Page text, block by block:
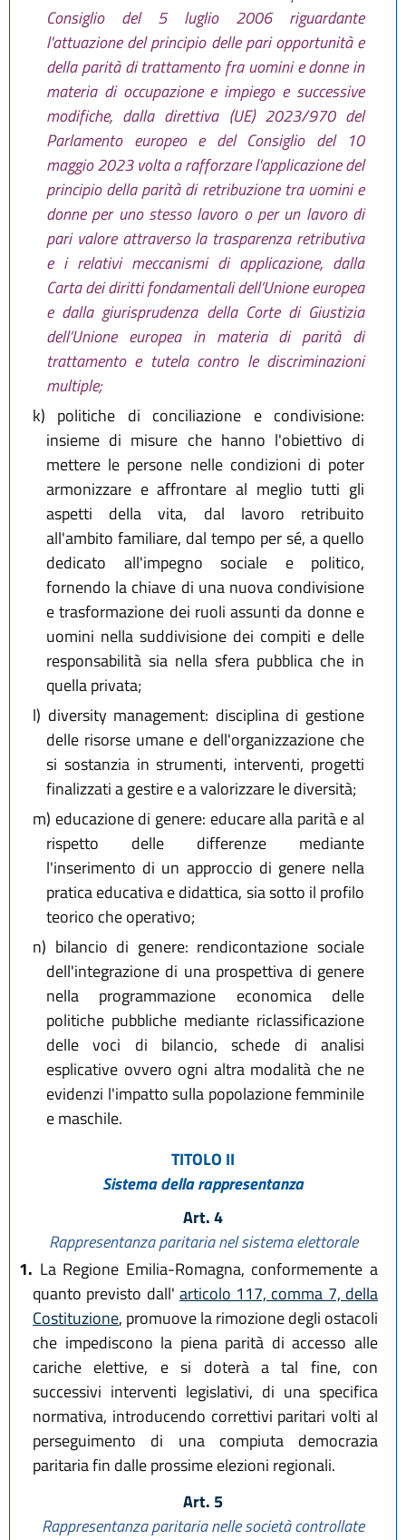
Consiglio del 5 luglio 2006 riguardante
l'attuazione del principio delle pari opportunità e
della parità di trattamento fra uomini e donne in
materia di occupazione e impiego e successive
modifiche, dalla direttiva (UE) 2023/970 del
Parlamento europeo e del Consiglio del 10
maggio 2023 volta a rafforzare l'applicazione del
principio della parità di retribuzione tra uomini e
donne per uno stesso lavoro o per un lavoro di
pari valore attraverso la trasparenza retributiva
e i relativi meccanismi di applicazione, dalla
Carta dei diritti fondamentali dell’Unione europea
e dalla giurisprudenza della Corte di Giustizia
dell’Unione europea in materia di parità di
trattamento e tutela contro le discriminazioni
multiple;
k) politiche di conciliazione e condivisione:
insieme di misure che hanno l'obiettivo di
mettere le persone nelle condizioni di poter
armonizzare e affrontare al meglio tutti gli
aspetti della vita, dal lavoro retribuito
all'ambito familiare, dal tempo per sé, a quello
dedicato all'impegno sociale e politico,
fornendo la chiave di una nuova condivisione
e trasformazione dei ruoli assunti da donne e
uomini nella suddivisione dei compiti e delle
responsabilità sia nella sfera pubblica che in
quella privata;
l) diversity management: disciplina di gestione
delle risorse umane e dell'organizzazione che
si sostanzia in strumenti, interventi, progetti
finalizzati a gestire e a valorizzare le diversità;
m) educazione di genere: educare alla parità e al
rispetto delle differenze mediante
l'inserimento di un approccio di genere nella
pratica educativa e didattica, sia sotto il profilo
teorico che operativo;
n) bilancio di genere: rendicontazione sociale
dell'integrazione di una prospettiva di genere
nella programmazione economica delle
politiche pubbliche mediante riclassificazione
delle voci di bilancio, schede di analisi
esplicative ovvero ogni altra modalità che ne
evidenzi l'impatto sulla popolazione femminile
e maschile.
TITOLO II
Sistema della rappresentanza
Art. 4
Rappresentanza paritaria nel sistema elettorale
1. La Regione Emilia-Romagna, conformemente a
quanto previsto dall' articolo 117, comma 7, della
Costituzione, promuove la rimozione degli ostacoli
che impediscono la piena parità di accesso alle
cariche elettive, e si doterà a tal fine, con
successivi interventi legislativi, di una specifica
normativa, introducendo correttivi paritari volti al
perseguimento di una compiuta democrazia
paritaria fin dalle prossime elezioni regionali.
Art. 5
Rappresentanza paritaria nelle società controllate